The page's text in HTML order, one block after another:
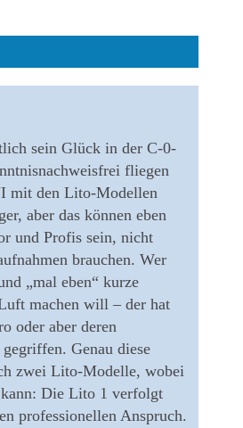
sein Glück in der C-0-
fliegen
mit den Lito-Modellen
aber das können eben
und Profis sein, nicht
brauchen. Wer
„mal eben“ kurze
machen will – der hat
oder aber deren
Genau diese
zwei Lito-Modelle, wobei
Die Lito 1 verfolgt
professionellen Anspruch.